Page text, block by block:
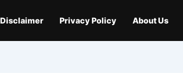
About Us
Privacy Policy
Disclaimer